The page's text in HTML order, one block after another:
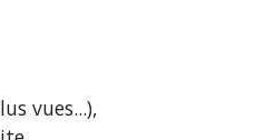
vues...),